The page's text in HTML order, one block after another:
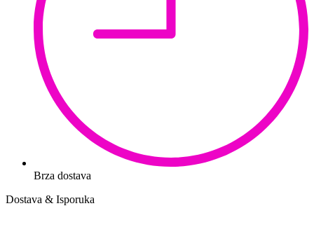
Brza dostava
Dostava & Isporuka